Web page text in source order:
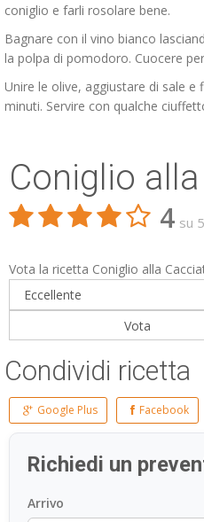
coniglio e farli rosolare bene.
Bagnare con il vino bianco
la polpa di pomodoro. Cuocere
Unire le olive, aggiustare di sale e
minuti. Servire con qualche
Coniglio
4 su 5
Vota la ricetta Coniglio alla
Condividi ricetta
Google Plus Facebook
Richiedi un
Arrivo